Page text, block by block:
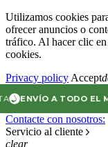
Utilizamos cookies
ofrecer anuncios o
tráfico. Al hacer clic
cookies.
Privacy policy Accept
ENVÍO A TODO EL
Contacte con nosotros:
Servicio al cliente
clear